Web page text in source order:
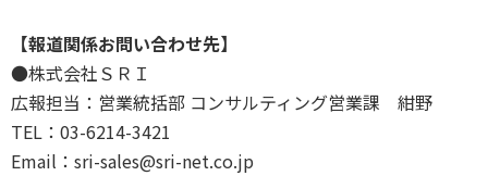
【報道関係お問い合わせ先】
●株式会社ＳＲＩ
広報担当：営業統括部 コンサルティング営業課 紺野
TEL：03-6214-3421
Email：sri-sales@sri-net.co.jp